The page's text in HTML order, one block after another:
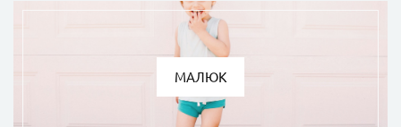
МАЛЮК